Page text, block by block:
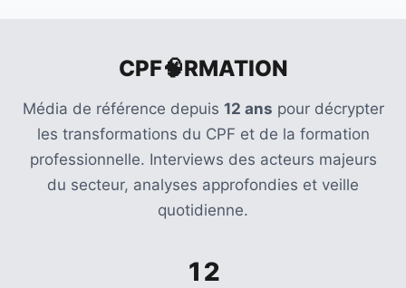
CPF🧠RMATION
Média de référence depuis 12 ans pour décrypter
les transformations du CPF et de la formation
professionnelle. Interviews des acteurs majeurs
du secteur, analyses approfondies et veille
quotidienne.
12